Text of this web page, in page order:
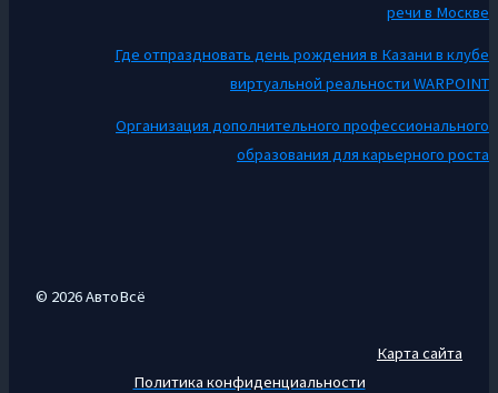
речи в Москве
Где отпраздновать день рождения в Казани в клубе
виртуальной реальности WARPOINT
Организация дополнительного профессионального
образования для карьерного роста
© 2026 АвтоВсё
Карта сайта
Политика конфиденциальности